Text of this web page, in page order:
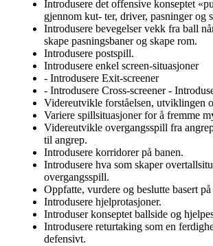
Introdusere det offensive konseptet
gjennom kut- ter, driver, pasninger og
Introdusere bevegelser vekk fra ball
skape pasningsbaner og skape rom.
Introdusere postspill.
Introdusere enkel screen-situasjoner
- Introdusere Exit-screener
- Introdusere Cross-screener -
Videreutvikle forståelsen, utviklingen
Variere spillsituasjoner for å fremme
Videreutvikle overgangsspill fra
til angrep.
Introdusere korridorer på banen.
Introdusere hva som skaper
overgangsspill.
Oppfatte, vurdere og beslutte basert
Introdusere hjelprotasjoner.
Introduser konseptet ballside og
Introdusere returtaking som en
defensivt.